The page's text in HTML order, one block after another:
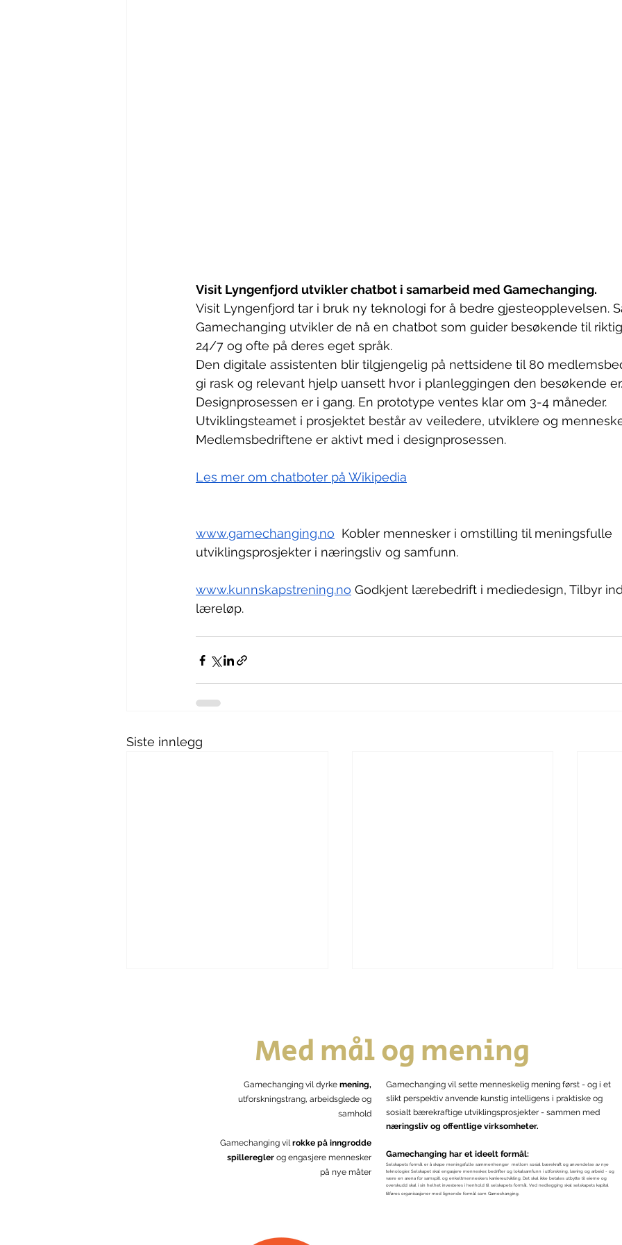
Visit Lyngenfjord utvikler chatbot i samarbeid med Gamechanging.
Visit Lyngenfjord tar i bruk ny teknologi for å bedre gjesteopplevelsen.
Gamechanging utvikler de nå en chatbot som guider besøkende til
24/7 og ofte på deres eget språk.
Den digitale assistenten blir tilgjengelig på nettsidene til 80
gi rask og relevant hjelp uansett hvor i planleggingen den besøkende er.
Designprosessen er i gang. En prototype ventes klar om 3-4 måneder.
Utviklingsteamet i prosjektet består av veiledere, utviklere og
Medlemsbedriftene er aktivt med i designprosessen.
Les mer om chatboter på Wikipedia
www.gamechanging.no Kobler mennesker i omstilling til meningsfulle
utviklingsprosjekter i næringsliv og samfunn.
www.kunnskapstrening.no Godkjent lærebedrift i mediedesign, Tilbyr
læreløp.
Siste innlegg
Sosial boligformidling En symbolsk liten nyhet
Med mål og mening
Gamechanging vil dyrke mening,
utforskningstrang, arbeidsglede og
samhold
Gamechanging vil rokke på inngrodde
spilleregler og engasjere mennesker
på nye måter
Gamechanging vil sette menneskelig mening først - og i et
slikt perspektiv anvende kunstig intelligens i praktiske og
sosialt bærekraftige utviklingsprosjekter - sammen med
næringsliv og offentlige virksomheter.
Gamechanging har et ideelt formål:
Selskapets formål er å skape meningsfulle sammenhenger mellom sosial bærekraft og anvendelse av nye
teknologier. Selskapet skal engasjere mennesker, bedrifter og lokalsamfunn i utforskning, læring og arbeid - og
være en arena for samspill og enkeltmenneskers karriereutvikling. Det skal ikke betales utbytte til eierne og
overskudd skal i sin helhet investeres i henhold til selskapets formål. Ved nedlegging skal selskapets kapital
tilføres organisasjoner med lignende formål som Gamechanging.